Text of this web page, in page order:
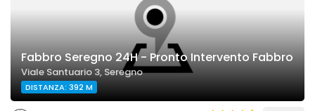
Fabbro Seregno 24H - Pronto Intervento Fabbro
Viale Santuario 3, Seregno
DISTANZA: 392 M